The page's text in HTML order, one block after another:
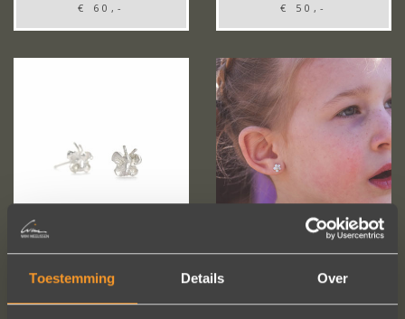
Toestemming Details Over
€ 60,- € 50,-
€ 60,- € 60,-